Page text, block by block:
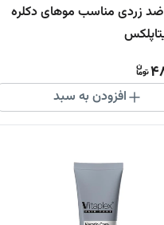
زردی مناسب موهای دکلره
افزودن به سبد